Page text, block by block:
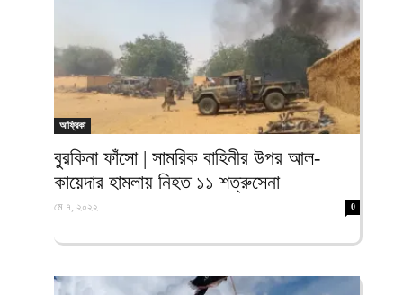
আফ্রিকা
বুরকিনা ফাঁসো | সামরিক বাহিনীর উপর আল-
কায়েদার হামলায় নিহত ১১ শত্রুসেনা
মে ৭, ২০২২ 0